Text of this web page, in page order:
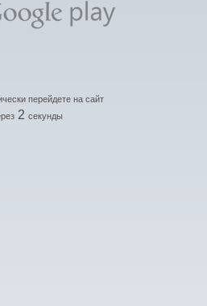
перейдете на сайт
2 секунды